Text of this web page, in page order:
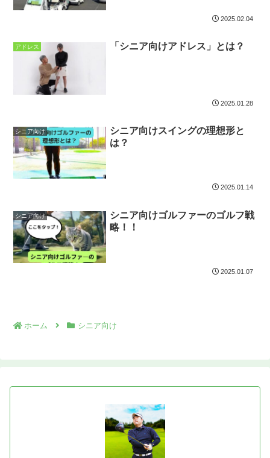
2025.02.04
アドレス 「シニア向けアドレス」とは？
2025.01.28
シニア向け
シニア向けスイングの理想形と
は？
2025.01.14
シニア向け
シニア向けゴルファーのゴルフ戦
略！！
2025.01.07
ホーム シニア向け